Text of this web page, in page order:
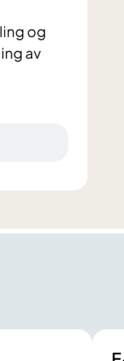
og
av